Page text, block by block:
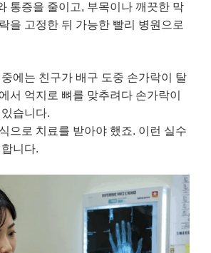
통증을 줄이고, 부목이나 깨끗한 막
을 고정한 뒤 가능한 빨리 병원으로
에는 친구가 배구 도중 손가락이 탈
서 억지로 뼈를 맞추려다 손가락이
습니다.
으로 치료를 받아야 했죠. 이런 실수
니다.